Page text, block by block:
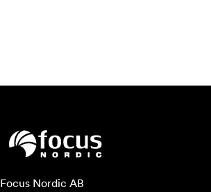
Focus Nordic AB